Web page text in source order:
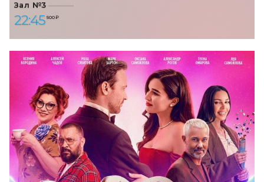
Зал №3
22:45 500 ₽